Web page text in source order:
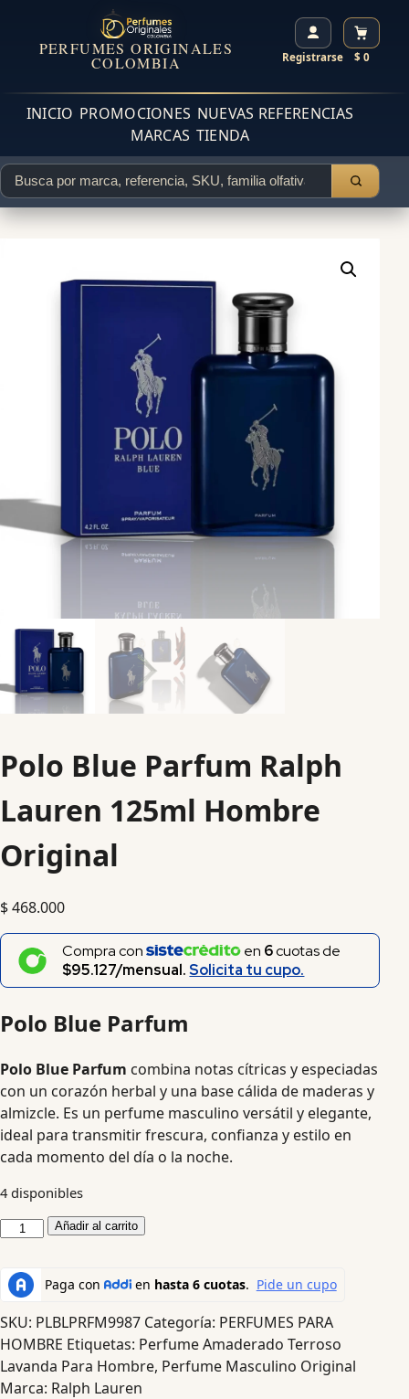
PERFUMES ORIGINALES
COLOMBIA Registrarse $ 0
INICIO PROMOCIONES NUEVAS REFERENCIAS
MARCAS TIENDA
Polo Blue Parfum Ralph
Lauren 125ml Hombre
Original
$468.000
Compra con en 6cuotas de
$95.127/mensual.Solicita tu cupo.
Polo Blue Parfum
Polo Blue Parfum combina notas cítricas y especiadas
con un corazón herbal y una base cálida de maderas y
almizcle. Es un perfume masculino versátil y elegante,
ideal para transmitir frescura, confianza y estilo en
cada momento del día o la noche.
4 disponibles
Añadir al carrito
SKU: PLBLPRFM9987 Categoría: PERFUMES PARA
HOMBRE Etiquetas: Perfume Amaderado Terroso
Lavanda Para Hombre, Perfume Masculino Original
Marca: Ralph Lauren